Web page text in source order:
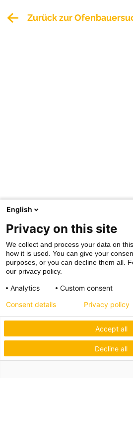
Zurück zur
English
Privacy on this site
We collect and process your data on
how it is used. You can give your
purposes, or you can decline them all.
our privacy policy.
Analytics Custom consent
Accept all
Decline all
Consent details Privacy policy